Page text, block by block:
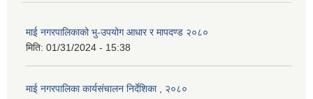
माई नगरपालिकाको भु-उपयोग आधार र मापदण्ड २०८०
मिति: 01/31/2024 - 15:38
माई नगरपालिका कार्यसंचालन निर्देशिका , २०८०